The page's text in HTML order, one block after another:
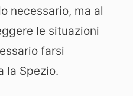
necessario, ma al
le situazioni
farsi
la Spezio.